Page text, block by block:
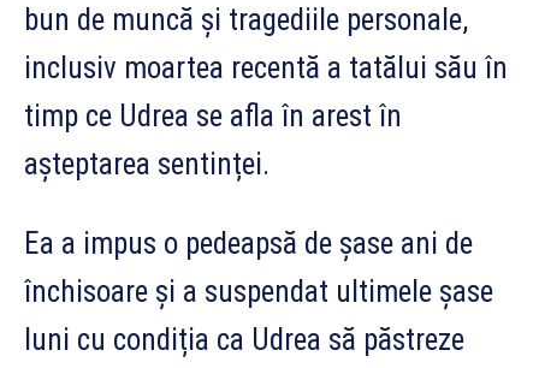
bun de muncă și tragediile personale,
inclusiv moartea recentă a tatălui său în
timp ce Udrea se afla în arest în
așteptarea sentinței.
Ea a impus o pedeapsă de șase ani de
închisoare și a suspendat ultimele șase
luni cu condiția ca Udrea să păstreze